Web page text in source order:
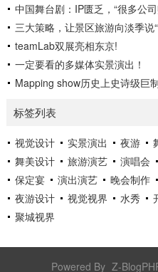
中国舞台剧：IP匮乏，“很多公
三大策略，让景区旅游向淡季说
teamLab双展亮相东京!
一定要看的多媒体实景演出！
Mapping show历史上史诗级巨
标签列表
视觉设计 实景演出 夜游
舞美设计
旅游演艺 演唱会
保定宴
演出演艺 晚会制作
夜游设计
视觉视界 水秀
聚城视界
Powered By Z-